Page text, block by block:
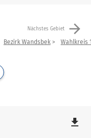
Nächstes Gebiet arrow_forward
Bezirk Wandsbek Wahlkreis
file_download